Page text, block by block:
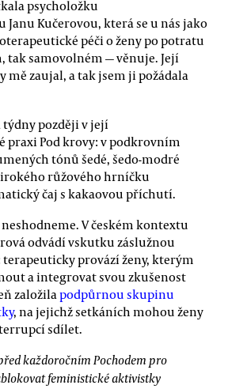
psycholožku
Janu Kučerovou, která se u nás jako
péči o ženy po potratu
tak samovolném — věnuje. Její
mě zaujal, a tak jsem ji požádala
týdny později v její
praxi Pod krovy: v podkrovním
tónů šedé, šedo-modré
růžového hrníčku
čaj s kakaovou příchutí.
V českém kontextu
odvádí vskutku záslužnou
provází ženy, kterým
a integrovat svou zkušenost
založilapodpůrnou skupinu
, na jejichž setkáních mohou ženy
sdílet.
každoročním Pochodem pro
feministické aktivistky